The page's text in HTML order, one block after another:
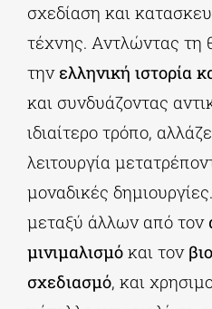
σχεδίαση και
τέχνης. Αντλώντας τη
τηνελληνική ιστορία
και συνδυάζοντας
ιδιαίτερο τρόπο,
λειτουργία
μοναδικές
μεταξύ άλλων από τον
μινιμαλισμόκαι τον
σχεδιασμό, και